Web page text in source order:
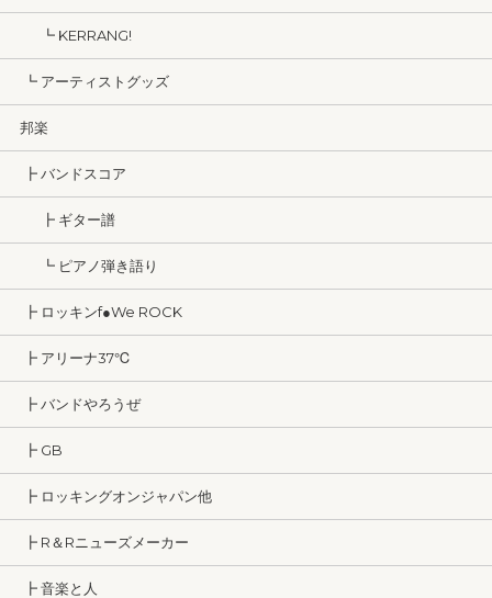
┗ KERRANG!
┗ アーティストグッズ
邦楽
┣ バンドスコア
┣ ギター譜
┗ ピアノ弾き語り
┣ ロッキンf●We ROCK
┣ アリーナ37℃
┣ バンドやろうぜ
┣ GB
┣ ロッキングオンジャパン他
┣ R＆Rニューズメーカー
┣ 音楽と人